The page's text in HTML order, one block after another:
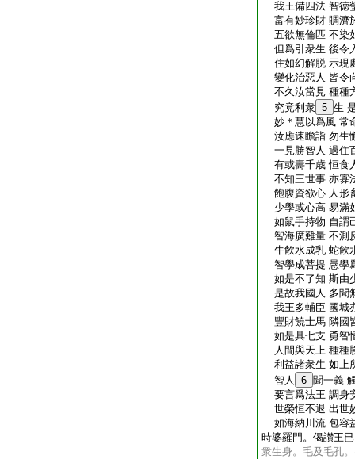
我王備四法 智徳
富有妙珍財 賙濟
五欲無倫匹 不染
但爲引衆生 後令
住如幻解脱 示現
變化治惡人 皆令
不久汝當見 種種
究竟利衆 5 生
妙＊慧以爲風 常
汝應速瞻詣 勿生
一見勝智人 過住
有或壽千歳 恒食
不知三世事 亦寡
飽腹資欲心 人形
少學或心高 易滿
如鼠手持物 自謂
智海廣難量 不測
牛飮水成乳 蛇飮
智學成菩提 愚學
如是不了知 斯由
是故我國人 多聞
我王多輔臣 國城
豐財饒士馬 隣國
如是具七支 勇智
人間與天上 種種
利益諸衆生 如上
智人
6 聞一義
要言爲法王 調身
世榮恒不退 出世
如海納川流 包容
時婆羅門。偈讃王
衆生身。毛及毛孔